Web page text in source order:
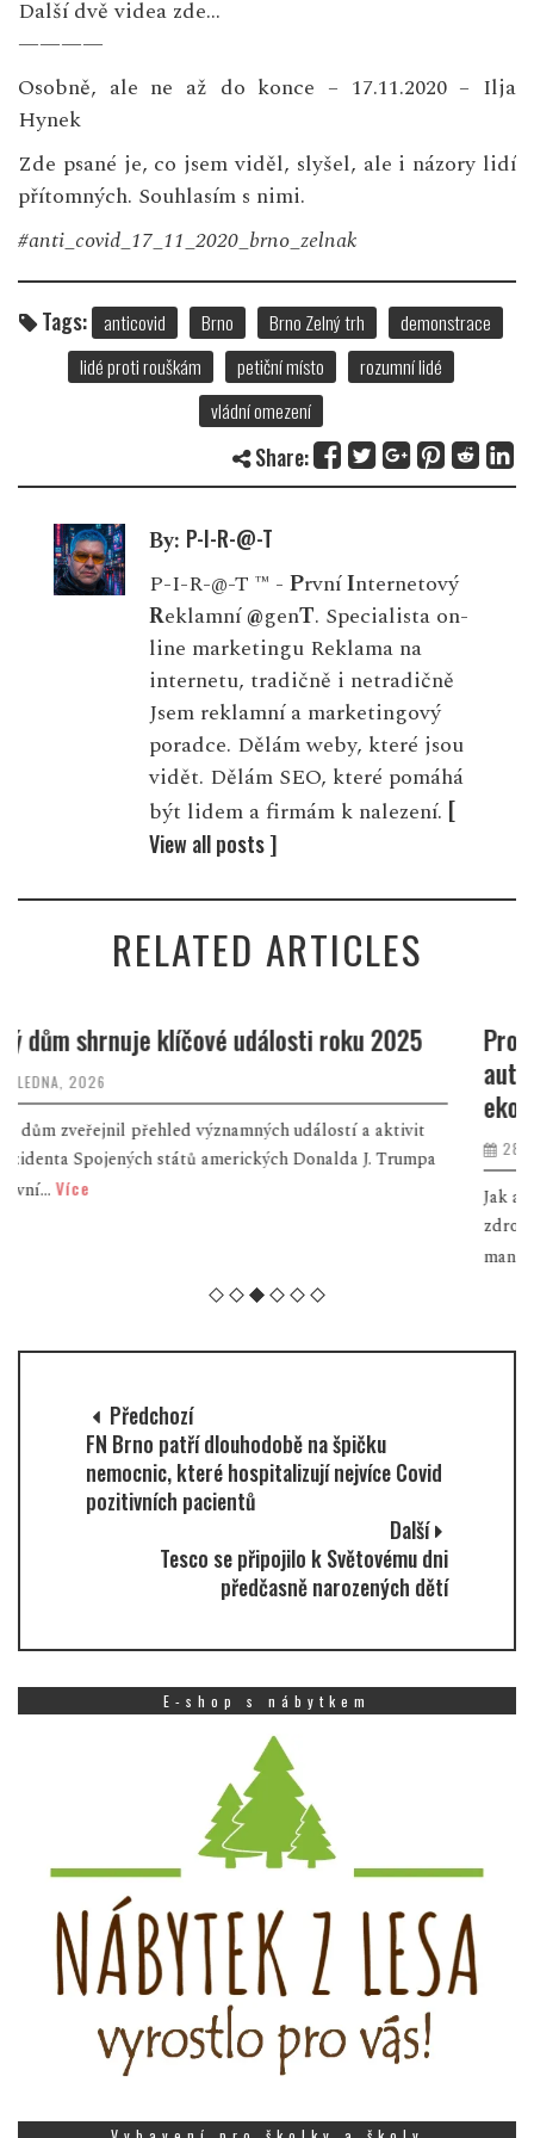
Další dvě videa zde…
————
Osobně, ale ne až do konce – 17.11.2020 – Ilja
Hynek
Zde psané je, co jsem viděl, slyšel, ale i názory lidí
přítomných. Souhlasím s nimi.
#anti_covid_17_11_2020_brno_zelnak
Tags: anticovid Brno Brno Zelný trh
demonstrace
lidé proti rouškám
petiční místo
rozumní lidé
vládní omezení
Share:
By: P-I-R-@-T
P-I-R-@-T ™ - PrvníInternetový
Reklamní@genT. Specialista on-
line marketingu Reklama na
internetu, tradičně i netradičně
Jsem reklamní a marketingový
poradce. Dělám weby, které jsou
vidět. Dělám SEO, které pomáhá
být lidem a firmám k nalezení. [
View all posts ]
RELATED ARTICLES
Proč domácnosti plýtvají vodou i
automatizované zpracování dat. Nejlepší
ekonomické diplomky znají vítěze!
28 LISTOPADU, 2025
Jak automaticky zpracovávat velké objemy dat z různých
Předchozí
FN Brno patří dlouhodobě na špičku
nemocnic, které hospitalizují nejvíce Covid
pozitivních pacientů
Další
Tesco se připojilo k Světovému dni
předčasně narozených dětí
E-shop s nábytkem